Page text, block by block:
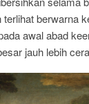
berwarna
awal abad
jauh lebih